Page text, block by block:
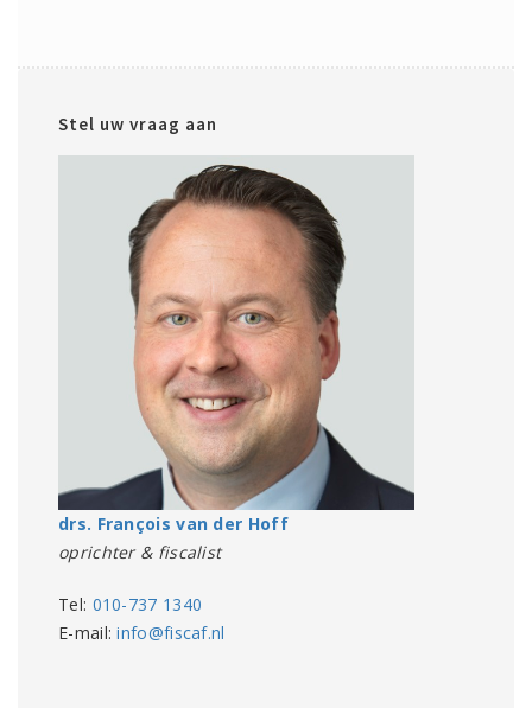
Stel uw vraag aan
drs. François van der Hoff
oprichter & fiscalist
Tel: 010-737 1340
E-mail:info@fiscaf.nl